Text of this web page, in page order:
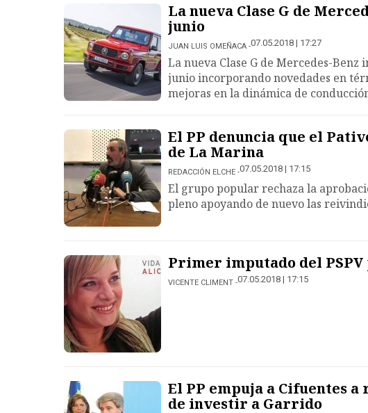
La nueva Clase G de
junio
JUAN LUIS OMEÑACA 07.05.2018 | 17:27
La nueva Clase G de Mercedes-
junio incorporando novedades en
mejoras en la dinámica de
El PP denuncia que el
de La Marina
REDACCIÓN ELCHE 07.05.2018 | 17:15
El grupo popular rechaza la
pleno apoyando de nuevo las
Primer imputado del PSPV
VICENTE CLIMENT 07.05.2018 | 17:15
El PP empuja a Cifuentes
de investir a Garrido